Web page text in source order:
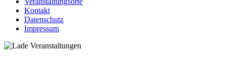
Kontakt
Datenschutz
Impressum